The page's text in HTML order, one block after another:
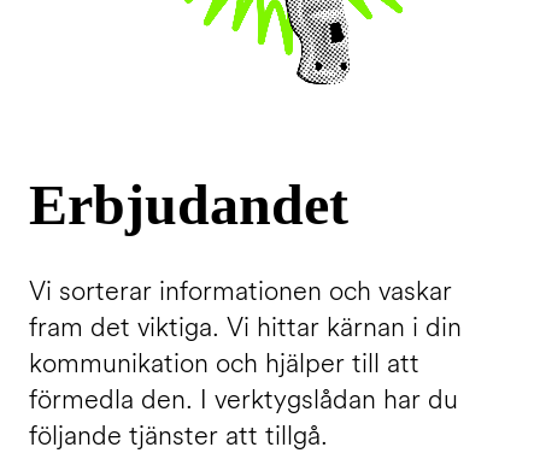
Erbjudandet
Vi sorterar informationen och vaskar
fram det viktiga. Vi hittar kärnan i din
kommunikation och hjälper till att
förmedla den. I verktygslådan har du
följande tjänster att tillgå.